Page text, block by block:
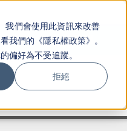
我們會使用此資訊來改善
我們的《隱私權政策》。
偏好為不受追蹤。
拒絕
产品 行业应用